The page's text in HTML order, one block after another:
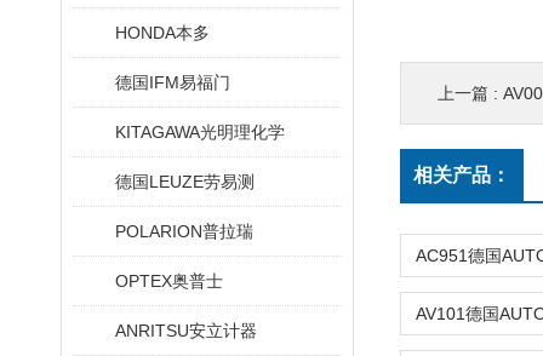
HONDA本多
德国IFM易福门
KITAGAWA光明理化学
德国LEUZE劳易测
POLARION普拉瑞
OPTEX奥普士
ANRITSU安立计器
上一篇 :
相关产品：